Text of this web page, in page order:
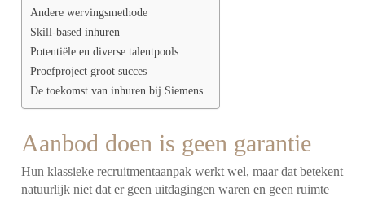
Andere wervingsmethode
Skill-based inhuren
Potentiële en diverse talentpools
Proefproject groot succes
De toekomst van inhuren bij Siemens
Aanbod doen is geen garantie
Hun klassieke recruitmentaanpak werkt wel, maar dat betekent
natuurlijk niet dat er geen uitdagingen waren en geen ruimte